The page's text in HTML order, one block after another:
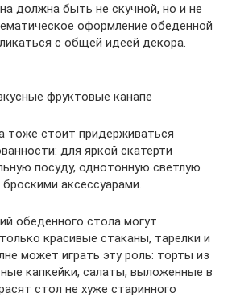
должна быть не скучной, но и не
оформление обеденной
с общей идеей декора.
фруктовые канапе
тоже стоит придерживаться
для яркой скатерти
посуду, однотонную светлую
аксессуарами.
обеденного стола могут
красивые стаканы, тарелки и
может играть эту роль: торты из
капкейки, салаты, выложенные в
стол не хуже старинного